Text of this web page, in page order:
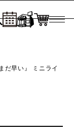
だ早い』 ミニライ